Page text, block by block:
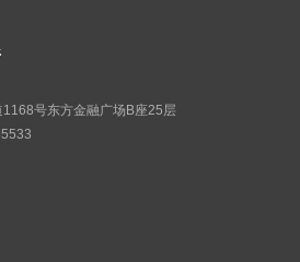
号东方金融广场B座25层